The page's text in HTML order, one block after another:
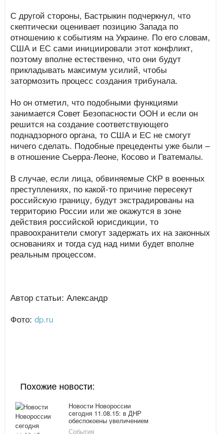
С другой стороны, Бастрыкин подчеркнул, что
скептически оценивает позицию Запада по
отношению к событиям на Украине. По его словам,
США и ЕС сами инициировали этот конфликт,
поэтому вполне естественно, что они будут
прикладывать максимум усилий, чтобы
затормозить процесс создания трибунала.
Но он отметил, что подобными функциями
занимается Совет Безопасности ООН и если он
решится на создание соответствующего
поднадзорного органа, то США и ЕС не смогут
ничего сделать. Подобные прецеденты уже были –
в отношение Сьерра-Леоне, Косово и Гватемалы.
В случае, если лица, обвиняемые СКР в военных
преступлениях, по какой-то причине пересекут
российскую границу, будут экстрадированы на
территорию России или же окажутся в зоне
действия российской юрисдикции, то
правоохранители смогут задержать их на законных
основаниях и тогда суд над ними будет вполне
реальным процессом.
Автор статьи: Александр
Фото:dp.ru
Похожие новости:
Новости Новороссии
сегодня 11.08.15: в ДНР
обеспокоены увеличением
числа обстрелов, а глава
События